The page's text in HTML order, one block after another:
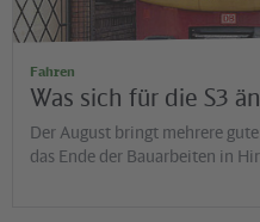
Fahren
Was sich für die S3
Der August bringt mehrere
das Ende der Bauarbeiten in